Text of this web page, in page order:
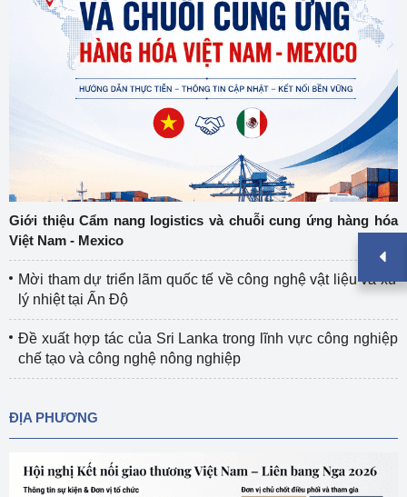
Giới thiệu Cẩm nang logistics và chuỗi cung ứng hàng hóa
Việt Nam - Mexico
Mời tham dự triển lãm quốc tế về công nghệ vật liệu và xử
lý nhiệt tại Ấn Độ
Đề xuất hợp tác của Sri Lanka trong lĩnh vực công nghiệp
chế tạo và công nghệ nông nghiệp
ĐỊA PHƯƠNG